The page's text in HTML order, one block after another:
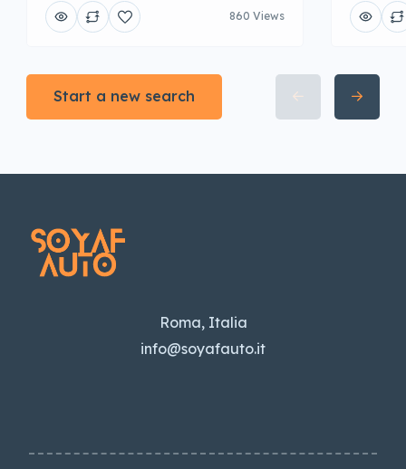
860 Views
Start a new search
Roma, Italia
info@soyafauto.it